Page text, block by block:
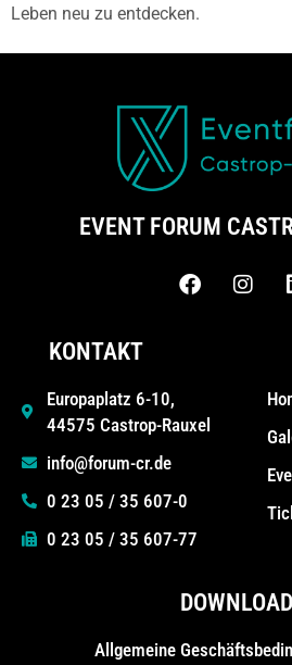
Leben neu zu entdecken.
EVENT FORUM
KONTAKT
Europaplatz 6-10,
44575 Castrop-Rauxel
info@forum-cr.de
0 23 05 / 35 607-0
0 23 05 / 35 607-77
Allgemeine